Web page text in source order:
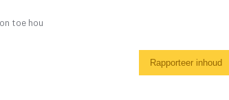
toe hou
Rapporteer inhoud